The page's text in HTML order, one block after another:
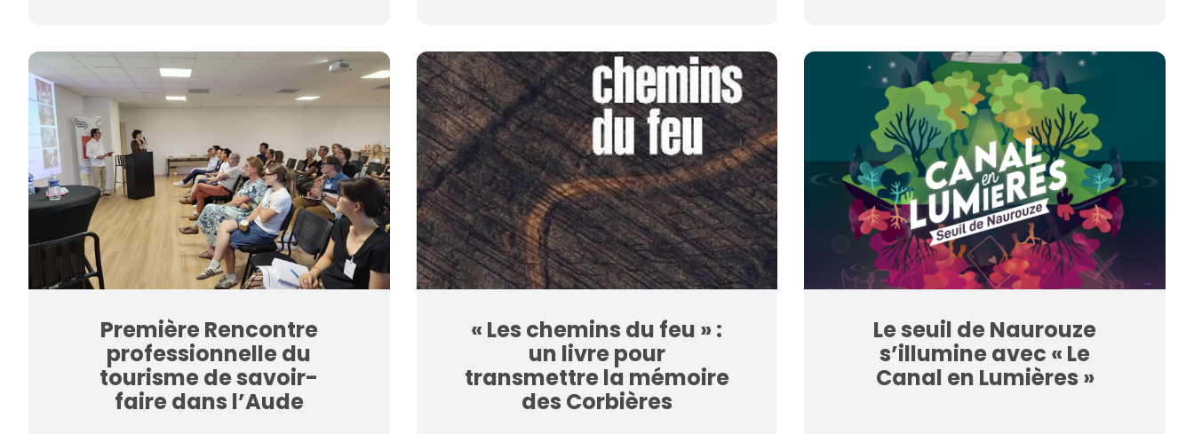
Première Rencontre
professionnelle du
tourisme de savoir-
faire dans l’Aude
« Les chemins du feu » :
un livre pour
transmettre la mémoire
des Corbières
Le seuil de Naurouze
s’illumine avec « Le
Canal en Lumières »